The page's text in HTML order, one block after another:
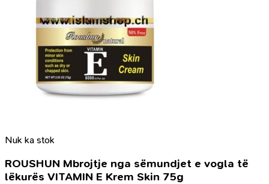
Nuk ka stok
ROUSHUN Mbrojtje nga sëmundjet e vogla të
lëkurës VITAMIN E Krem Skin 75g